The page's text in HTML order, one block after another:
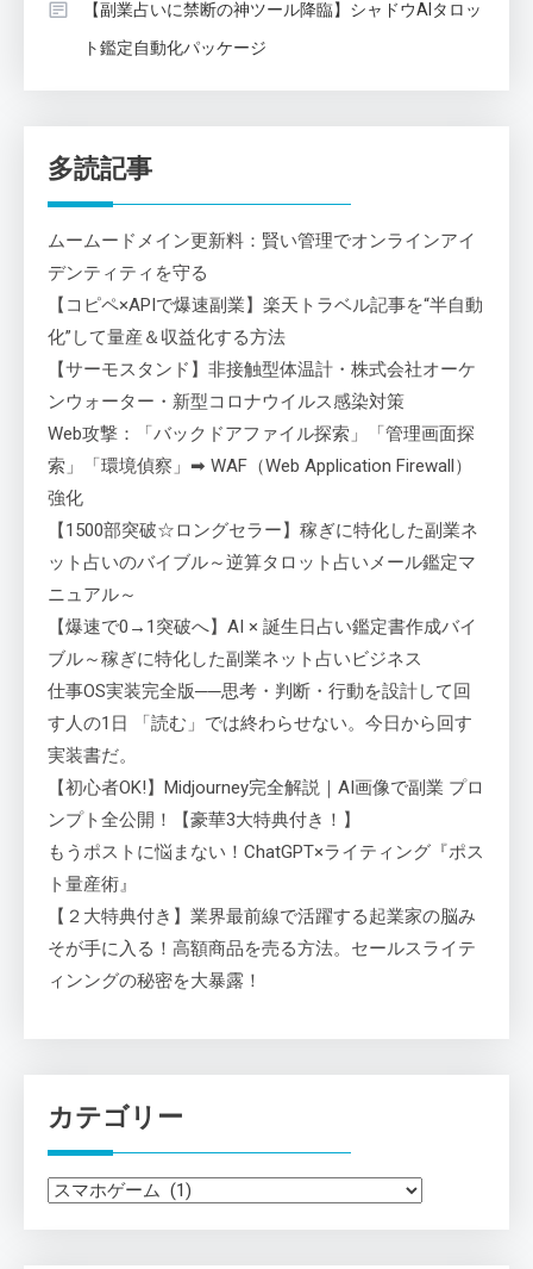
【副業占いに禁断の神ツール降臨】シャドウAIタロッ
ト鑑定自動化パッケージ
多読記事
ムームードメイン更新料：賢い管理でオンラインアイ
デンティティを守る
【コピペ×APIで爆速副業】楽天トラベル記事を“半自動
化”して量産＆収益化する方法
【サーモスタンド】非接触型体温計・株式会社オーケ
ンウォーター・新型コロナウイルス感染対策
Web攻撃：「バックドアファイル探索」「管理画面探
索」「環境偵察」➡ WAF（Web Application Firewall）
強化
【1500部突破☆ロングセラー】稼ぎに特化した副業ネ
ット占いのバイブル～逆算タロット占いメール鑑定マ
ニュアル～
【爆速で0→1突破へ】AI × 誕生日占い鑑定書作成バイ
ブル～稼ぎに特化した副業ネット占いビジネス
仕事OS実装完全版──思考・判断・行動を設計して回
す人の1日 「読む」では終わらせない。今日から回す
実装書だ。
【初心者OK!】Midjourney完全解説｜AI画像で副業 プロ
ンプト全公開！【豪華3大特典付き！】
もうポストに悩まない！ChatGPT×ライティング『ポス
ト量産術』
【２大特典付き】業界最前線で活躍する起業家の脳み
そが手に入る！高額商品を売る方法。セールスライテ
ィンングの秘密を大暴露！
カテゴリー
カ